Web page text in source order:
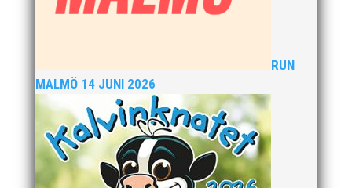
RUN
MALMÖ 14 JUNI 2026
P17/F17) i Örebro. MAI hade många fina framgångar.
Malmö. Utöver det många finalplatser och fina...
Ny friidrottsförälder? Se hit! Svenska